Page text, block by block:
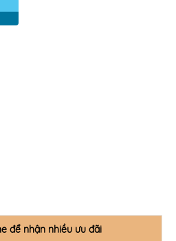
để nhận nhiều ưu đãi